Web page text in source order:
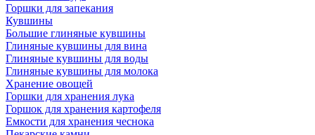
Горшки для запекания
Кувшины
Большие глиняные кувшины
Глиняные кувшины для вина
Глиняные кувшины для воды
Глиняные кувшины для молока
Хранение овощей
Горшки для хранения лука
Горшок для хранения картофеля
Емкости для хранения чеснока